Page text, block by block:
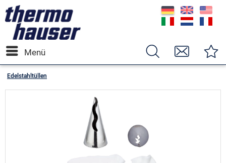
Menü
Edelstahltüllen